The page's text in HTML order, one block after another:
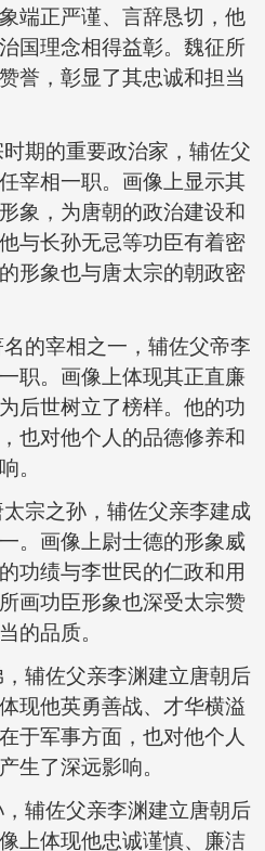
端正严谨、言辞恳切，他
国理念相得益彰。魏征所
誉，彰显了其忠诚和担当
期的重要政治家，辅佐父
宰相一职。画像上显示其
象，为唐朝的政治建设和
与长孙无忌等功臣有着密
形象也与唐太宗的朝政密
的宰相之一，辅佐父帝李
职。画像上体现其正直廉
后世树立了榜样。他的功
也对他个人的品德修养和
。
宗之孙，辅佐父亲李建成
。画像上尉士德的形象威
功绩与李世民的仁政和用
画功臣形象也深受太宗赞
的品质。
辅佐父亲李渊建立唐朝后
现他英勇善战、才华横溢
于军事方面，也对他个人
生了深远影响。
辅佐父亲李渊建立唐朝后
上体现他忠诚谨慎、廉洁